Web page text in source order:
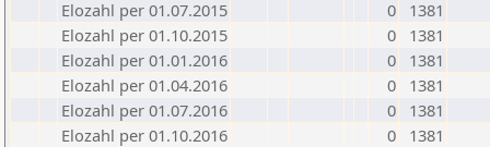
Elozahl per 01.07.2015
0
1381
Elozahl per 01.10.2015
0
1381
Elozahl per 01.01.2016
0
1381
Elozahl per 01.04.2016
0
1381
Elozahl per 01.07.2016
0
1381
Elozahl per 01.10.2016
0
1381